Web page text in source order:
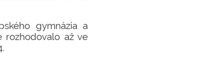
gymnázia a
rozhodovalo až ve